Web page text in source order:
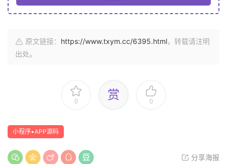
原文链接： https://www.txym.cc/6395.html，转载请注明
出处。
0 赏 0
小程序▪APP源码
分享海报